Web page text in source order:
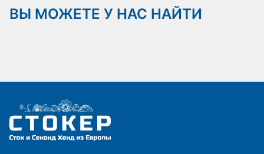
ВЫ МОЖЕТЕ У НАС НАЙТИ